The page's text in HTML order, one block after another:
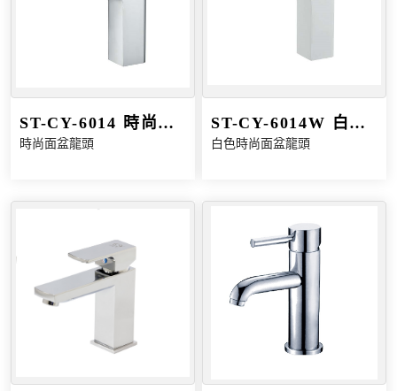
ST-CY-6014 時尚面
盆龍頭
時尚面盆龍頭
ST-CY-6014W 白手
柄時尚面盆龍頭
白色時尚面盆龍頭